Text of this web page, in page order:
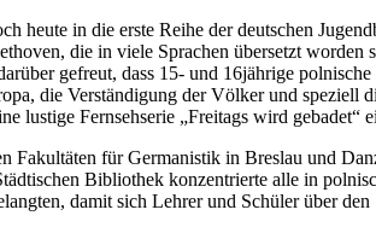
in die erste Reihe der deutschen
die in viele Sprachen übersetzt
gefreut, dass 15- und 16jährige
die Verständigung der Völker und speziell
lustige Fernsehserie „Freitags wird
für Germanistik in Breslau und
Bibliothek konzentrierte alle in
damit sich Lehrer und Schüler über